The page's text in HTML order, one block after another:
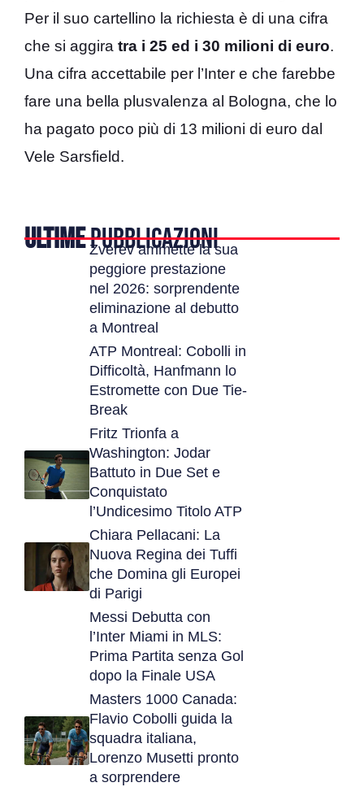
Per il suo cartellino la richiesta è di una cifra
che si aggira tra i 25 ed i 30 milioni di euro.
Una cifra accettabile per l’Inter e che farebbe
fare una bella plusvalenza al Bologna, che lo
ha pagato poco più di 13 milioni di euro dal
Vele Sarsfield.
ULTIMEPUBBLICAZIONI
Zverev ammette la sua
peggiore prestazione
nel 2026: sorprendente
eliminazione al debutto
a Montreal
ATP Montreal: Cobolli in
Difficoltà, Hanfmann lo
Estromette con Due Tie-
Break
Fritz Trionfa a
Washington: Jodar
Battuto in Due Set e
Conquistato
l’Undicesimo Titolo ATP
Chiara Pellacani: La
Nuova Regina dei Tuffi
che Domina gli Europei
di Parigi
Messi Debutta con
l’Inter Miami in MLS:
Prima Partita senza Gol
dopo la Finale USA
Masters 1000 Canada:
Flavio Cobolli guida la
squadra italiana,
Lorenzo Musetti pronto
a sorprendere